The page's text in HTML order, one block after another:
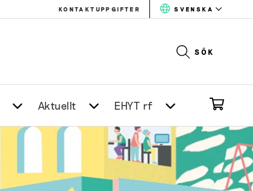
KONTAKTUPPGIFTER SVENSKA
SÖK
Aktuellt EHYT rf